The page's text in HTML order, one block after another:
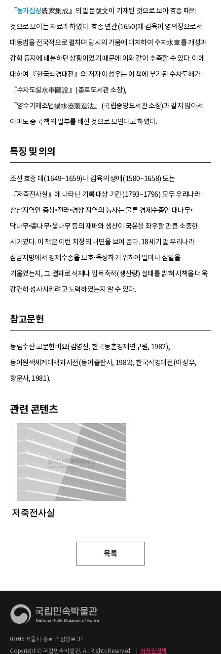
『농가집성農家集成』의 발문跋文이 기재된 것으로 보아 효종 때의
것으로 보이는 자료라 하였다. 효종 연간(1650)에 김육이 영의정으로서
대동법을 전국적으로 펼치며 당시의 가뭄에 대처하여 수차水車를 개성과
강화 등지에 배분하던 상황이었기 때문에 이와 같이 추측할 수 있다. 이에
대하여 『한국식경대전』의 저자 이성우는 이 책에 부기된 수차도해가
『수차도설水車圖說』(종로도서관 소장),
『양수기제조법揚水器製造法』(국립중앙도서관 소장)과 같지 않아서
아마도 중국 책의 일부를 베낀 것으로 보인다고 하였다.
특징 및 의의
조선 효종 대(1649~1659)나 김육의 생애(1580~1658) 또는
『저죽전사실』에 나타난 기록 대상 기간(1793~1796) 모두 우리나라
삼남지역인 충청•전라•경상 지역의 농사는 물론 경제수종인 대나무•
닥나무•뽕나무•옻나무 등의 재배와 생산이 국운을 좌우할 만큼 소중한
시기였다. 이 책은 이런 치정의 내면을 보여 준다. 18세기 말 우리나라
삼남지방에서 경제수종을 보호•육성하기 위하여 얼마나 심혈을
기울였는지, 그 결과로 식재나 입목축적(생산량) 실태를 밝혀 시책을 더욱
강건히 성사시키려고 노력하였는지 알 수 있다.
참고문헌
농림수산 고문헌비요(김영진, 한국농촌경제연구원, 1982),
동아원색세계대백과사전(동아출판사, 1982), 한국식경대전(이성우,
향문사, 1981).
관련 콘텐츠
저죽전사실
목록
03045 서울시 종로구 삼청로 37
Copyright © 국립민속박물관. All Rights Reserved.
저작권정책